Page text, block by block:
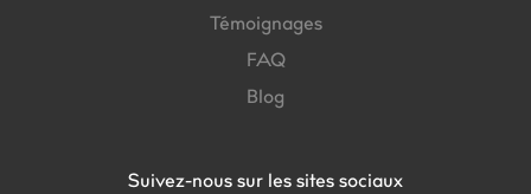
Témoignages
FAQ
Blog
Suivez-nous sur les sites sociaux